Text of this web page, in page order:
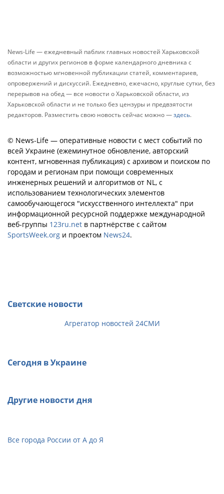
News-Life — ежедневный паблик главных новостей Харьковской
области и других регионов в форме календарного дневника с
возможностью мгновенной публикации статей, комментариев,
опровержений и дискуссий. Ежедневно, ежечасно, круглые сутки, без
перерывов на обед — все новости о Харьковской области, из
Харьковской области и не только без цензуры и предвзятости
редакторов. Разместить свою новость сейчас можно —здесь.
© News-Life — оперативные новости с мест событий по
всей Украине (ежеминутное обновление, авторский
контент, мгновенная публикация) с архивом и поиском по
городам и регионам при помощи современных
инженерных решений и алгоритмов от NL, с
использованием технологических элементов
самообучающегося "искусственного интеллекта" при
информационной ресурсной поддержке международной
веб-группы 123ru.net в партнёрстве с сайтом
SportsWeek.org и проектом News24.
Светские новости
Агрегатор новостей 24СМИ
Сегодня в Украине
Другие новости дня
Все города России от А до Я